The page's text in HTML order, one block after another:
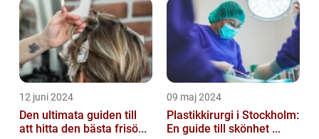
12 juni 2024
Den ultimata guiden till
att hitta den bästa frisö...
09 maj 2024
Plastikkirurgi i Stockholm:
En guide till skönhet ...